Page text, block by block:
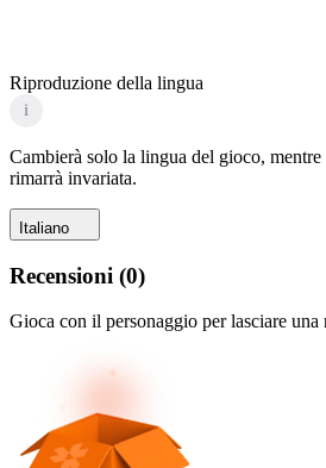
Riproduzione della lingua
i
Cambierà solo la lingua del gioco,
rimarrà invariata.
Italiano
Recensioni (0)
Gioca con il personaggio per lasciare una